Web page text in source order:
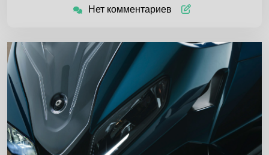
Нет комментариев